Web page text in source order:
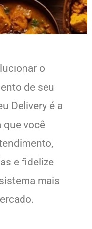
o
de seu
Delivery é a
que você
e fidelize
mais